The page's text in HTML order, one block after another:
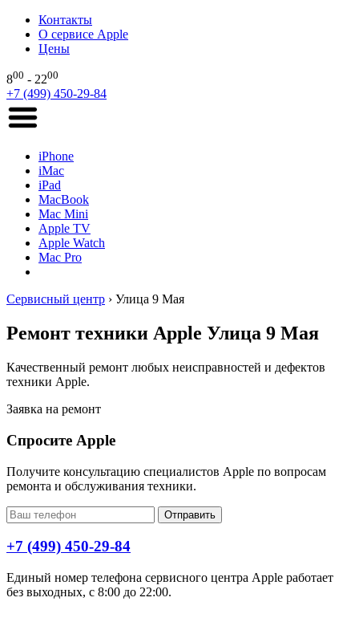
Контакты
О сервисе Apple
Цены
800 - 2200
+7 (499) 450-29-84
iPhone
iMac
iPad
MacBook
Mac Mini
Apple TV
Apple Watch
Mac Pro
Сервисный центр › Улица 9 Мая
Ремонт техники Apple Улица 9 Мая
Качественный ремонт любых неисправностей и дефектов
техники Apple.
Заявка на ремонт
Спросите Apple
Получите консультацию специалистов Apple по вопросам
ремонта и обслуживания техники.
Отправить
+7 (499) 450-29-84
Единый номер телефона сервисного центра Apple работает
без выходных, с 8:00 до 22:00.